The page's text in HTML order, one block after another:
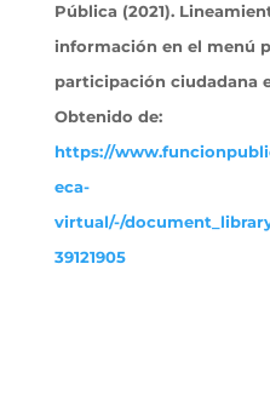
Pública (2021).
información en el menú
participación ciudadana
Obtenido de:
https://
eca-
virtual/-/
39121905